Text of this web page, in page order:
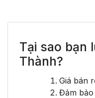
Tại sao bạn
Thành?
Giá bán
Đảm